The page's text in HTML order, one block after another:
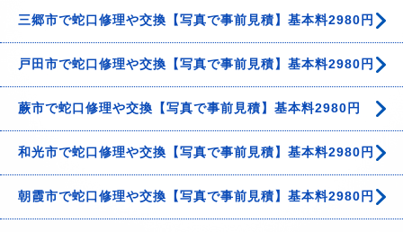
三郷市で蛇口修理や交換【写真で事前見積】基本料2980円
戸田市で蛇口修理や交換【写真で事前見積】基本料2980円
蕨市で蛇口修理や交換【写真で事前見積】基本料2980円
和光市で蛇口修理や交換【写真で事前見積】基本料2980円
朝霞市で蛇口修理や交換【写真で事前見積】基本料2980円